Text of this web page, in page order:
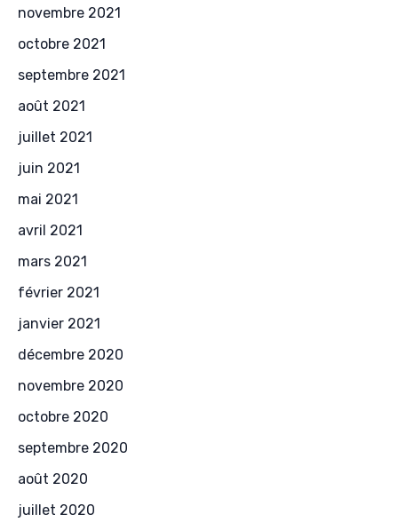
novembre 2021
octobre 2021
septembre 2021
août 2021
juillet 2021
juin 2021
mai 2021
avril 2021
mars 2021
février 2021
janvier 2021
décembre 2020
novembre 2020
octobre 2020
septembre 2020
août 2020
juillet 2020